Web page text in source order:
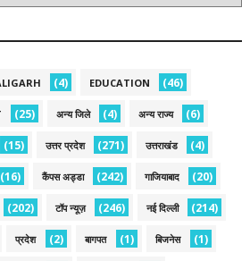
(4) EDUCATION (46)
(25) अन्य जिले (4) अन्य राज्य (6)
(15) उत्तर प्रदेश (271) उत्तराखंड (4)
(16) कैंपस अड्डा (242) गाजियाबाद (20)
(202) टॉप न्यूज़ (246) नई द‍िल्ली (214)
प्रदेश (2) बागपत (1) बिजनेस (1)